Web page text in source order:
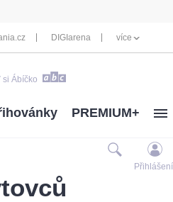
DIGIarena více
Ábíčko
PREMIUM+
Přihlášení